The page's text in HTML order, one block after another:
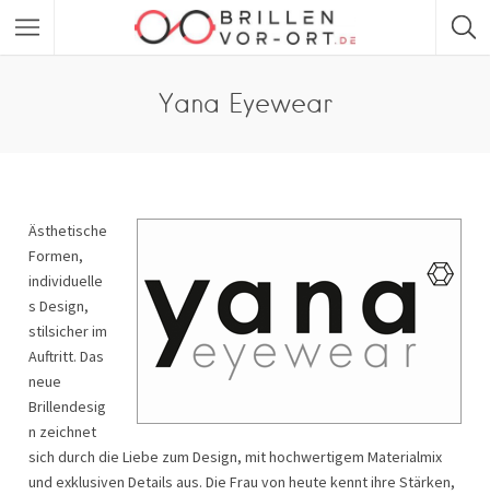
Yana Eyewear
Ästhetische
Formen,
individuelle
s Design,
stilsicher im
Auftritt. Das
neue
Brillendesig
n zeichnet
sich durch die Liebe zum Design, mit hochwertigem Materialmix
und exklusiven Details aus. Die Frau von heute kennt ihre Stärken,